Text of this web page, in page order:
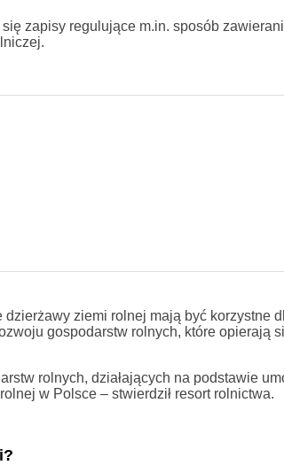
zapisy regulujące m.in. sposób
ziemi rolnej mają być korzystne
gospodarstw rolnych, które opierają
rolnych, działających na podstawie
w Polsce – stwierdził resort rolnictwa.